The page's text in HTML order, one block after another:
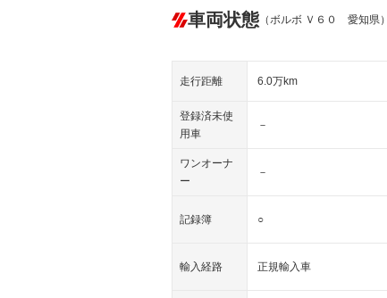
車両状態 （ボルボ Ｖ６０ 愛知県）
走行距離 6.0万km
登録済未使
用車
－
ワンオーナ
ー
－
記録簿 ○
輸入経路 正規輸入車